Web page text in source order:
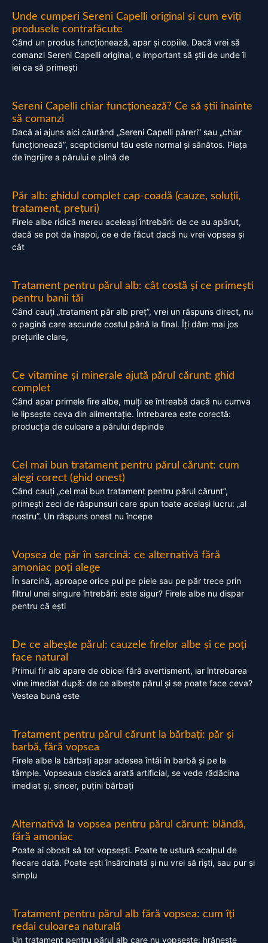
Unde cumperi Sereni Capelli original și cum eviți
produsele contrafăcute
Când un produs funcționează, apar și copiile. Dacă vrei să
comanzi Sereni Capelli original, e important să știi de unde îl
iei ca să primești
Sereni Capelli chiar funcționează? Ce să știi înainte
să comanzi
Dacă ai ajuns aici căutând „Sereni Capelli păreri” sau „chiar
funcționează”, scepticismul tău este normal și sănătos. Piața
de îngrijire a părului e plină de
Păr alb: ghidul complet cap-coadă (cauze, soluții,
tratament, prețuri)
Firele albe ridică mereu aceleași întrebări: de ce au apărut,
dacă se pot da înapoi, ce e de făcut dacă nu vrei vopsea și
cât
Tratament pentru părul alb: cât costă și ce primești
pentru banii tăi
Când cauți „tratament păr alb preț”, vrei un răspuns direct, nu
o pagină care ascunde costul până la final. Îți dăm mai jos
prețurile clare,
Ce vitamine și minerale ajută părul cărunt: ghid
complet
Când apar primele fire albe, mulți se întreabă dacă nu cumva
le lipsește ceva din alimentație. Întrebarea este corectă:
producția de culoare a părului depinde
Cel mai bun tratament pentru părul cărunt: cum
alegi corect (ghid onest)
Când cauți „cel mai bun tratament pentru părul cărunt”,
primești zeci de răspunsuri care spun toate același lucru: „al
nostru”. Un răspuns onest nu începe
Vopsea de păr în sarcină: ce alternativă fără
amoniac poți alege
În sarcină, aproape orice pui pe piele sau pe păr trece prin
filtrul unei singure întrebări: este sigur? Firele albe nu dispar
pentru că ești
De ce albește părul: cauzele firelor albe și ce poți
face natural
Primul fir alb apare de obicei fără avertisment, iar întrebarea
vine imediat după: de ce albește părul și se poate face ceva?
Vestea bună este
Tratament pentru părul cărunt la bărbați: păr și
barbă, fără vopsea
Firele albe la bărbați apar adesea întâi în barbă și pe la
tâmple. Vopseaua clasică arată artificial, se vede rădăcina
imediat și, sincer, puțini bărbați
Alternativă la vopsea pentru părul cărunt: blândă,
fără amoniac
Poate ai obosit să tot vopsești. Poate te ustură scalpul de
fiecare dată. Poate ești însărcinată și nu vrei să riști, sau pur și
simplu
Tratament pentru părul alb fără vopsea: cum îți
redai culoarea naturală
Un tratament pentru părul alb care nu vopsește: hrănește